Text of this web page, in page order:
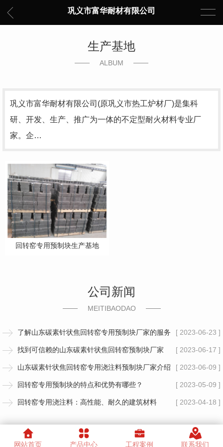
巩义市富华耐材有限公司
生产基地
ALBUM
巩义市富华耐材有限公司(原巩义市热工炉材厂)是集科
研、开发、生产、推广为一体的不定型耐火材料专业厂
家。企…
回转窑专用预制块生产基地
公司新闻
MEITIBAODAO
[ 2023-06-23 ]
了解山东碳素针状焦回转窑专用预制块厂家的服务
[ 2023-06-17 ]
找到可信赖的山东碳素针状焦回转窑预制块厂家
[ 2023-06-09 ]
山东碳素针状焦回转窑专用浇注料预制块厂家介绍
[ 2023-05-09 ]
回转窑专用预制块的特点和优势有哪些？
[ 2023-04-18 ]
回转窑专用浇注料：高性能、耐久的建筑材料
网站首页 产品中心 工程案例 联系我们